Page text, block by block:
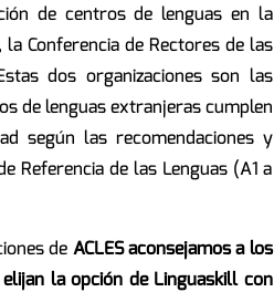
de centros de lenguas en la
la Conferencia de Rectores de las
dos organizaciones son las
de lenguas extranjeras cumplen
según las recomendaciones y
Referencia de las Lenguas (A1 a
de ACLES aconsejamos a los
la opción de Linguaskill con